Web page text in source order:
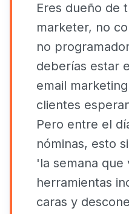
Eres dueño de
marketer, no
no
deberías estar
email
clientes
Pero entre el
nóminas, esto
'la semana que
herramientas
caras y